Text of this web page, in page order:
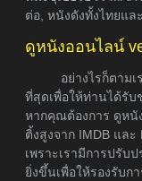
ต่อ, หนังดังทั้งไทยแล
ดูหนังออนไลน์
อย่างไรก็ตาม
ที่สุดเพื่อให้ท่านได้รับ
หากคุณต้องการ ดูหนั
ติ้งสูงจาก IMDB แล
เพราะเรามีการปรับ
ยิ่งขึ้นเพื่อให้รองรับก